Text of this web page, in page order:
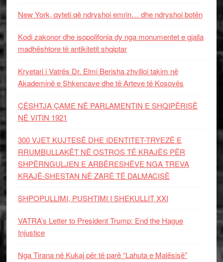
New York, qyteti që ndryshoi emrin… dhe ndryshoi botën
Kodi zakonor dhe isopolifonia dy nga monumentet e gjalla
madhështore të antikitetit shqiptar
Kryetari i Vatrës Dr. Elmi Berisha zhvilloi takim në
Akademinë e Shkencave dhe të Arteve të Kosovës
ÇËSHTJA ÇAME NË PARLAMENTIN E SHQIPËRISË
NË VITIN 1921
300 VJET KUJTESË DHE IDENTITET-TRYEZË E
RRUMBULLAKËT NË OSTROS TË KRAJËS PËR
SHPËRNGULJEN E ARBËRESHËVE NGA TREVA
KRAJË-SHESTAN NË ZARË TË DALMACISË
SHPOPULLIMI, PUSHTIMI I SHEKULLIT XXI
VATRA’s Letter to President Trump: End the Hague
Injustice
Nga Tirana në Kukaj për të parë “Lahuta e Malësisë”